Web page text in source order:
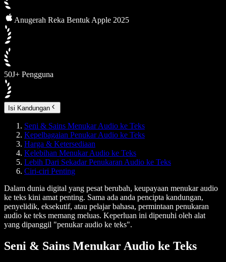
Anugerah Reka Bentuk Apple 2025
50J+ Pengguna
Isi Kandungan
Seni & Sains Menukar Audio ke Teks
Kepelbagaian Penukar Audio ke Teks
Harga & Ketersediaan
Kelebihan Menukar Audio ke Teks
Lebih Dari Sekadar Penukaran Audio ke Teks
Ciri-ciri Penting
Dalam dunia digital yang pesat berubah, keupayaan menukar audio
ke teks kini amat penting. Sama ada anda pencipta kandungan,
penyelidik, eksekutif, atau pelajar bahasa, permintaan penukaran
audio ke teks memang meluas. Keperluan ini dipenuhi oleh alat
yang dipanggil "penukar audio ke teks".
Seni & Sains Menukar Audio ke Teks